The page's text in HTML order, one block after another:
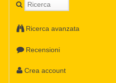
Ricerca avanzata
Recensioni
Crea account